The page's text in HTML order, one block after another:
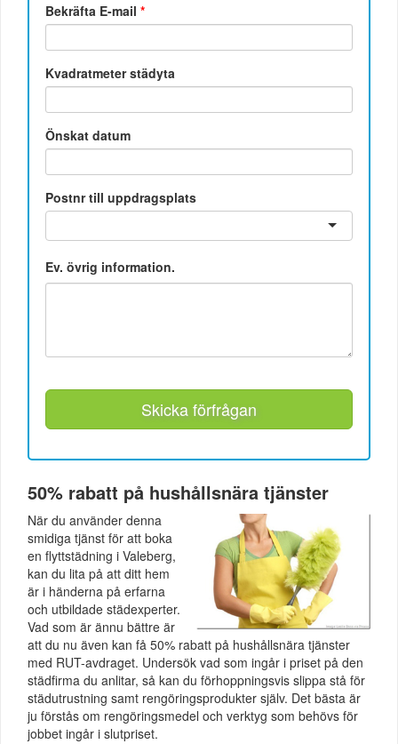
Bekräfta E-mail*
Kvadratmeter städyta
Önskat datum
Postnr till uppdragsplats
Ev. övrig information.
Skicka förfrågan
50% rabatt på hushållsnära tjänster
När du använder denna
smidiga tjänst för att boka
en flyttstädning i Valeberg,
kan du lita på att ditt hem
är i händerna på erfarna
och utbildade städexperter.
Vad som är ännu bättre är
att du nu även kan få 50% rabatt på hushållsnära tjänster
med RUT-avdraget. Undersök vad som ingår i priset på den
städfirma du anlitar, så kan du förhoppningsvis slippa stå för
städutrustning samt rengöringsprodukter själv. Det bästa är
ju förstås om rengöringsmedel och verktyg som behövs för
jobbet ingår i slutpriset.